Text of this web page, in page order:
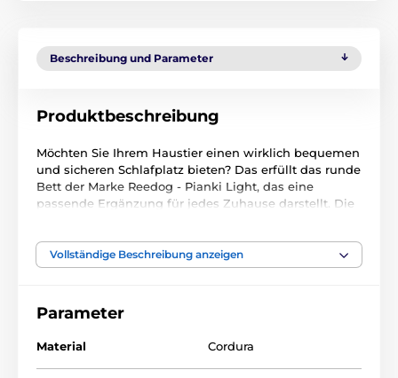
Beschreibung und Parameter
Produktbeschreibung
Möchten Sie Ihrem Haustier einen wirklich bequemen
und sicheren Schlafplatz bieten? Das erfüllt das runde
Bett der Marke Reedog - Pianki Light, das eine
passende Ergänzung für jedes Zuhause darstellt. Die
Nässe und den Krallen Ihres Vierbeiners problemlos
standhält. Sie können es von Hand oderin der
C waschen
weichem Schaumstoff ausgekleidet.
Vollständige Beschreibung anzeigen
Parameter
Material Cordura